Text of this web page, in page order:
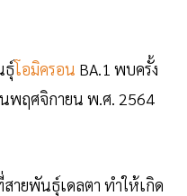
ธุ์โอมิครอน BA.1 พบครั้ง
พฤศจิกายน พ.ศ. 2564
ายพันธุ์เดลตา ทำให้เกิด